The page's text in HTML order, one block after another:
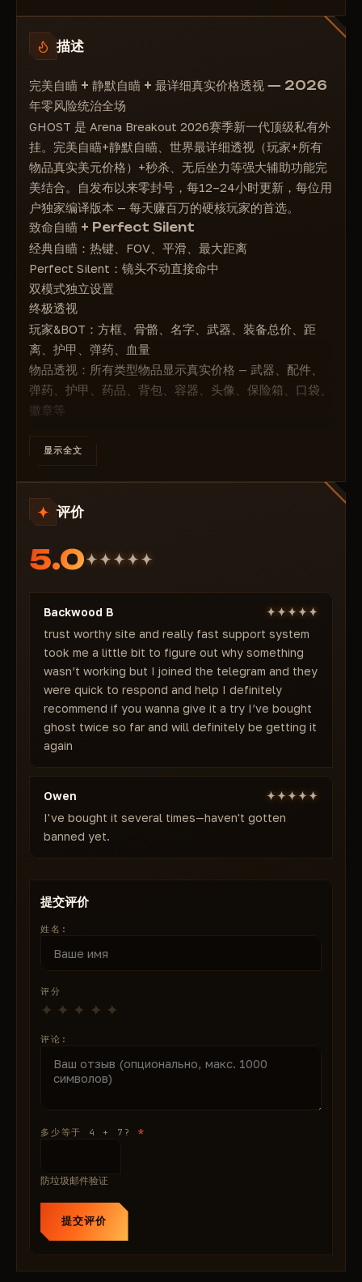
静音自动瞄准
启用静音自动瞄准
视野
最大距离
显示骷髅
显示武器
显示价格
显示距离
显示护甲
显示弹药
显示生命值
最大距离
物品透视
启用
显示名称
显示价格
显示距离
适配器
弹药
护甲
我的背包
背心包
头像
口袋
配置系统
描述
完美自瞄 + 静默自瞄 + 最详细真实价格透视 — 2026
年零风险统治全场
GHOST 是 Arena Breakout 2026赛季新一代顶级私有外
挂。完美自瞄+静默自瞄、世界最详细透视（玩家+所有
物品真实美元价格）+秒杀、无后坐力等强大辅助功能完
美结合。自发布以来零封号，每12–24小时更新，每位用
户独家编译版本 — 每天赚百万的硬核玩家的首选。
致命自瞄 + Perfect Silent
经典自瞄：热键、FOV、平滑、最大距离
Perfect Silent：镜头不动直接命中
双模式独立设置
终极透视
玩家&BOT：方框、骨骼、名字、武器、装备总价、距
离、护甲、弹药、血量
物品透视：所有类型物品显示真实价格 — 武器、配件、
弹药、护甲、药品、背包、容器、头像、保险箱、口袋、
徽章等
辅助功能
Config System — 配置保存/加载
12小时 — 8$
30天 — 59$
立即购买 GHOST 15$/月起 → 秒激活 + 整个订阅期
100%不封号保证！
显示全文
评价
5.0
Backwood B
trust worthy site and really fast support system
took me a little bit to figure out why something
wasn’t working but I joined the telegram and they
were quick to respond and help I definitely
recommend if you wanna give it a try I’ve bought
ghost twice so far and will definitely be getting it
again
Owen
I've bought it several times—haven't gotten
banned yet.
提交评价
姓名:
评分
评论:
多少等于 4 + 7?*
防垃圾邮件验证
提交评价